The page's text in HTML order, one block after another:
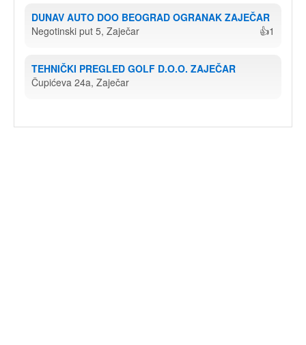
DUNAV AUTO DOO BEOGRAD OGRANAK ZAJEČAR
👍1
Negotinski put 5, Zaječar
TEHNIČKI PREGLED GOLF D.O.O. ZAJEČAR
Čupićeva 24a, Zaječar